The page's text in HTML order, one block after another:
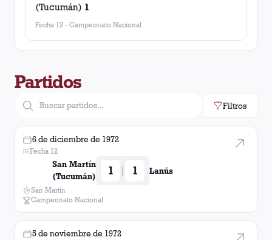
(Tucumán) 1
Fecha 12 - Campeonato Nacional
Partidos
Filtros
6 de diciembre de 1972
Fecha 12
San Martín
(Tucumán)
1 | 1 Lanús
San Martín
Campeonato Nacional
5 de noviembre de 1972